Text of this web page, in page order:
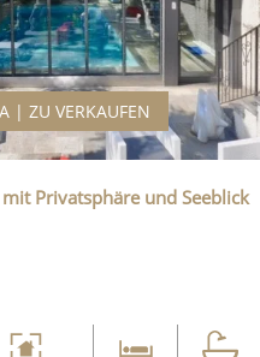
| ZU VERKAUFEN
Privatsphäre und Seeblick